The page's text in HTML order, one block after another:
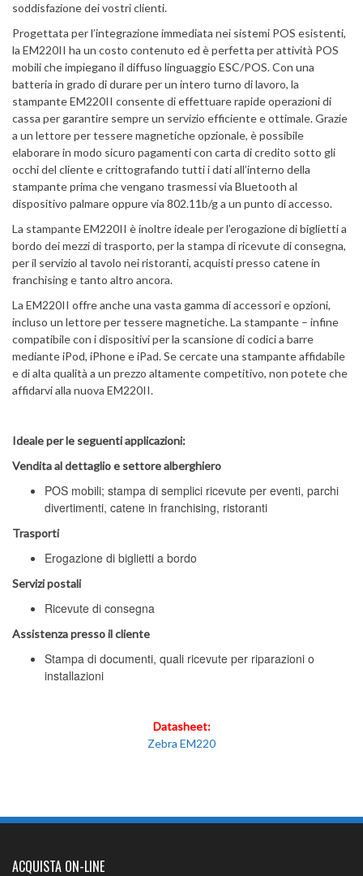
soddisfazione dei vostri clienti.
Progettata per l’integrazione immediata nei sistemi POS esistenti,
la EM220II ha un costo contenuto ed è perfetta per attività POS
mobili che impiegano il diffuso linguaggio ESC/POS. Con una
batteria in grado di durare per un intero turno di lavoro, la
stampante EM220II consente di effettuare rapide operazioni di
cassa per garantire sempre un servizio efficiente e ottimale. Grazie
a un lettore per tessere magnetiche opzionale, è possibile
elaborare in modo sicuro pagamenti con carta di credito sotto gli
occhi del cliente e crittografando tutti i dati all’interno della
stampante prima che vengano trasmessi via Bluetooth al
dispositivo palmare oppure via 802.11b/g a un punto di accesso.
La stampante EM220II è inoltre ideale per l’erogazione di biglietti a
bordo dei mezzi di trasporto, per la stampa di ricevute di consegna,
per il servizio al tavolo nei ristoranti, acquisti presso catene in
franchising e tanto altro ancora.
La EM220II offre anche una vasta gamma di accessori e opzioni,
incluso un lettore per tessere magnetiche. La stampante – infine
compatibile con i dispositivi per la scansione di codici a barre
mediante iPod, iPhone e iPad. Se cercate una stampante affidabile
e di alta qualità a un prezzo altamente competitivo, non potete che
affidarvi alla nuova EM220II.
Ideale per le seguenti applicazioni:
Vendita al dettaglio e settore alberghiero
POS mobili; stampa di semplici ricevute per eventi, parchi
divertimenti, catene in franchising, ristoranti
Trasporti
Erogazione di biglietti a bordo
Servizi postali
Ricevute di consegna
Assistenza presso il cliente
Stampa di documenti, quali ricevute per riparazioni o
installazioni
Datasheet:
Zebra EM220
ACQUISTA ON-LINE